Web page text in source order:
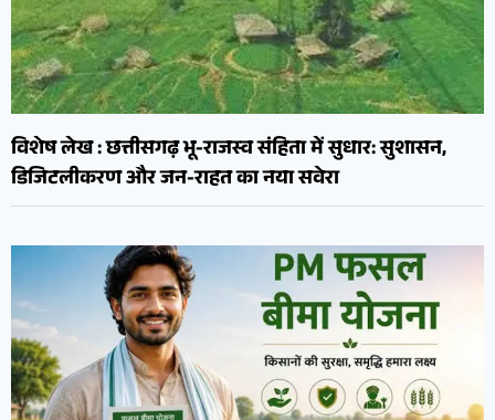
विशेष लेख : छत्तीसगढ़ भू-राजस्व संहिता में सुधार: सुशासन,
डिजिटलीकरण और जन-राहत का नया सवेरा